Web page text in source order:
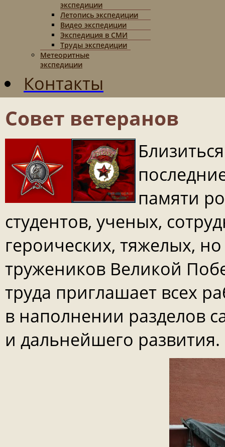
экспедиции
Летопись экспедиции
Видео экспедиции
Экспедиция в СМИ
Труды экспедиции
Метеоритные
экспедиции
Контакты
Совет ветеранов
памяти
студентов, ученых,
героических, тяжелых,
тружеников Великой
труда приглашает всех
в наполнении разделов
и дальнейшего развития.